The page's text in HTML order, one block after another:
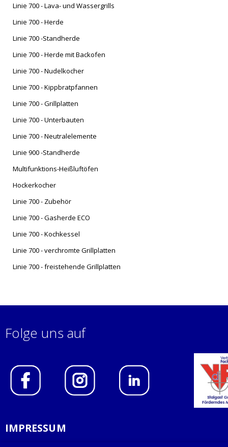
Linie 700 - Lava- und Wassergrills
Linie 700 - Herde
Linie 700 -Standherde
Linie 700 - Herde mit Backofen
Linie 700 - Nudelkocher
Linie 700 - Kippbratpfannen
Linie 700 - Grillplatten
Linie 700 - Unterbauten
Linie 700 - Neutralelemente
Linie 900 -Standherde
Multifunktions-Heißluftöfen
Hockerkocher
Linie 700 - Zubehör
Linie 700 - Gasherde ECO
Linie 700 - Kochkessel
Linie 700 - verchromte Grillplatten
Linie 700 - freistehende Grillplatten
Folge uns auf
IMPRESSUM